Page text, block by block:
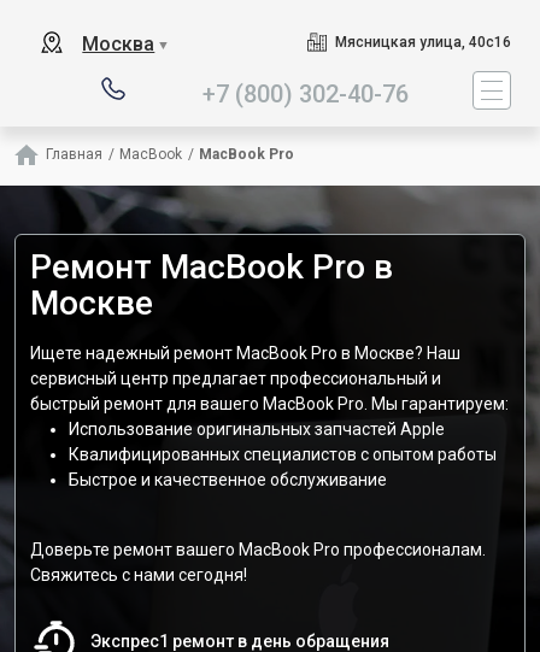
Москва ▼ Мясницкая улица, 40с16
+7 (800) 302-40-76
Главная / MacBook / MacBook Pro
Ремонт MacBook Pro в
Москве
Ищете надежный ремонт MacBook Pro в Москве? Наш
сервисный центр предлагает профессиональный и
быстрый ремонт для вашего MacBook Pro. Мы гарантируем:
Использование оригинальных запчастей Apple
Квалифицированных специалистов с опытом работы
Быстрое и качественное обслуживание
Доверьте ремонт вашего MacBook Pro профессионалам.
Свяжитесь с нами сегодня!
Экспрес1 ремонт в день обращения